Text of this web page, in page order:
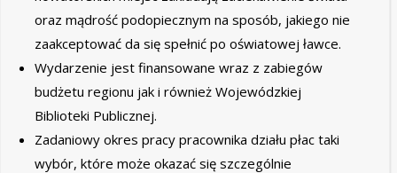
oraz mądrość podopiecznym na sposób, jakiego nie
zaakceptować da się spełnić po oświatowej ławce.
Wydarzenie jest finansowane wraz z zabiegów
budżetu regionu jak i również Wojewódzkiej
Biblioteki Publicznej.
Zadaniowy okres pracy pracownika działu płac taki
wybór, które może okazać się szczególnie